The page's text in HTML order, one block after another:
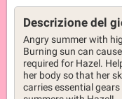
Descrizione del
Angry summer with
Burning sun can
required for Hazel.
her body so that her
carries essential